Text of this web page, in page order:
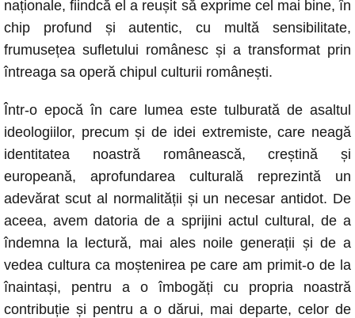
naționale, fiindcă el a reușit să exprime cel mai bine, în
chip profund și autentic, cu multă sensibilitate,
frumusețea sufletului românesc și a transformat prin
întreaga sa operă chipul culturii românești.
Într-o epocă în care lumea este tulburată de asaltul
ideologiilor, precum și de idei extremiste, care neagă
identitatea noastră românească, creștină și
europeană, aprofundarea culturală reprezintă un
adevărat scut al normalității și un necesar antidot. De
aceea, avem datoria de a sprijini actul cultural, de a
îndemna la lectură, mai ales noile generații și de a
vedea cultura ca moștenirea pe care am primit-o de la
înaintași, pentru a o îmbogăți cu propria noastră
contribuție și pentru a o dărui, mai departe, celor de